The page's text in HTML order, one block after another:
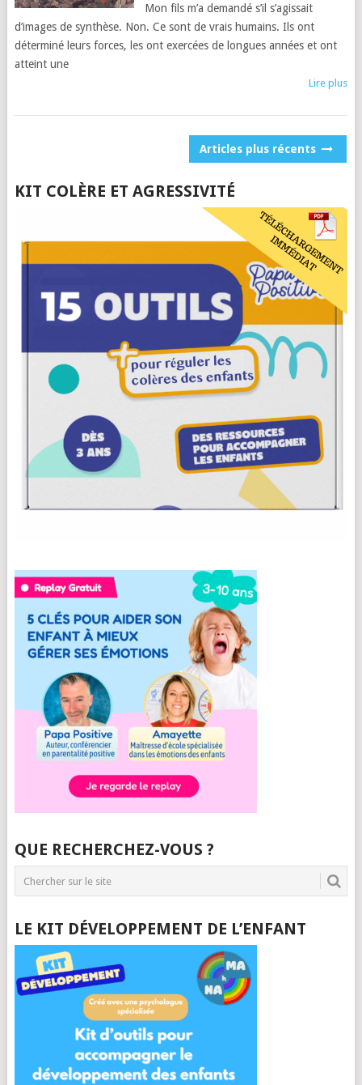
Mon fils m’a demandé s’il s’agissait
d’images de synthèse. Non. Ce sont de vrais humains. Ils ont
déterminé leurs forces, les ont exercées de longues années et ont
atteint une
Lire plus
Articles plus récents
KIT COLÈRE ET AGRESSIVITÉ
QUE RECHERCHEZ-VOUS ?
LE KIT DÉVELOPPEMENT DE L’ENFANT